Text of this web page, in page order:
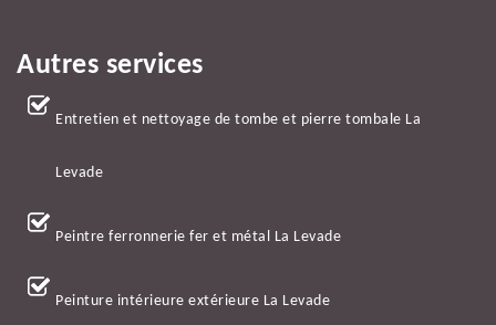
Autres services
Entretien et nettoyage de tombe et pierre tombale La
Levade
Peintre ferronnerie fer et métal La Levade
Peinture intérieure extérieure La Levade